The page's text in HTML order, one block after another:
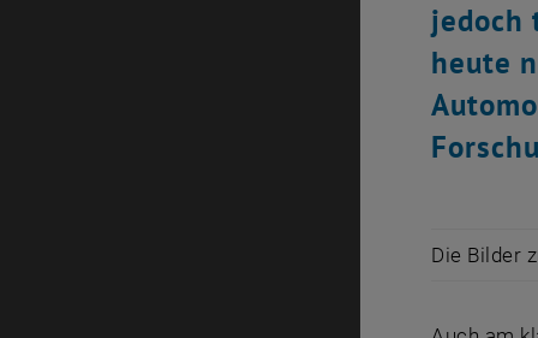
jedoch
heute
Die Bilder